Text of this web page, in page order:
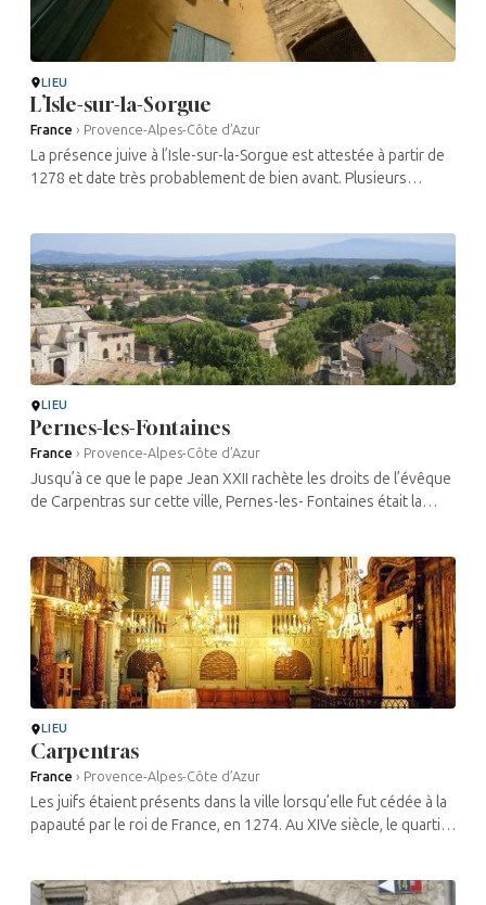
LIEU
L’Isle-sur-la-Sorgue
France › Provence-Alpes-Côte d’Azur
La présence juive à l’Isle-sur-la-Sorgue est attestée à partir de
1278 et date très probablement de bien avant. Plusieurs
LIEU
Pernes-les-Fontaines
France › Provence-Alpes-Côte d’Azur
Jusqu’à ce que le pape Jean XXII rachète les droits de l’évêque
de Carpentras sur cette ville, Pernes-les- Fontaines était la
LIEU
Carpentras
France › Provence-Alpes-Côte d’Azur
Les juifs étaient présents dans la ville lorsqu’elle fut cédée à la
papauté par le roi de France, en 1274. Au XIVe siècle, le quartier